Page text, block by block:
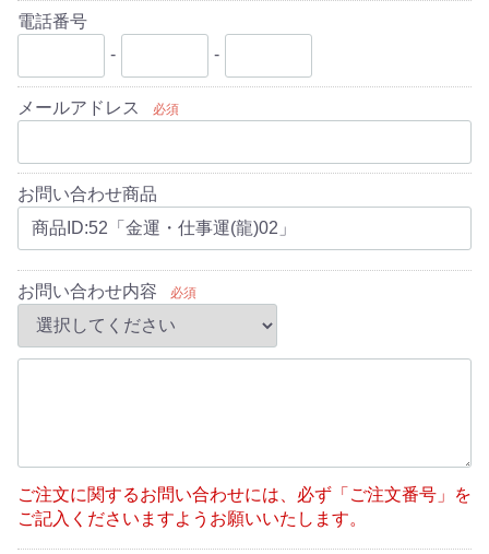
電話番号
-
-
メールアドレス 必須
お問い合わせ商品
お問い合わせ内容 必須
ご注文に関するお問い合わせには、必ず「ご注文番号」を
ご記入くださいますようお願いいたします。